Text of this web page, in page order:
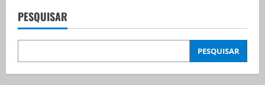
v
i
g
PESQUISAR
PESQUISAR